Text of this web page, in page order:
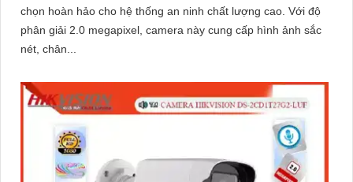
chọn hoàn hảo cho hệ thống an ninh chất lượng cao. Với độ
phân giải 2.0 megapixel, camera này cung cấp hình ảnh sắc
nét, chân...